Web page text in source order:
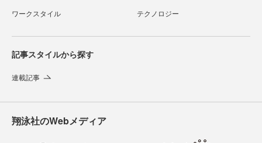
ワークスタイル テクノロジー
記事スタイルから探す
連載記事
翔泳社のWebメディア